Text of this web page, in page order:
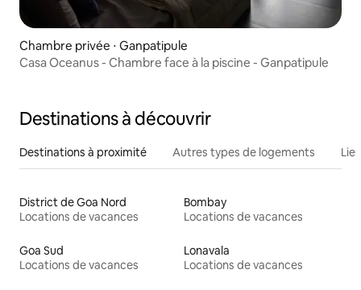
Chambre privée ⋅ Ganpatipule
Casa Oceanus - Chambre face à la piscine - Ganpatipule
Destinations à découvrir
Destinations à proximité Autres types de logements
District de Goa Nord
Locations de vacances
Bombay
Locations de vacances
Goa Sud
Locations de vacances
Lonavala
Locations de vacances